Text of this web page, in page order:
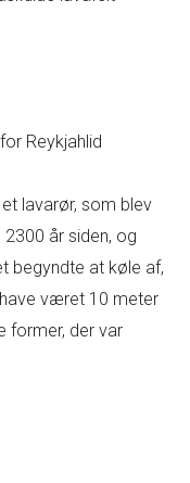
Reykjahlid
lavarør, som blev
år siden, og
begyndte at køle af,
været 10 meter
former, der var